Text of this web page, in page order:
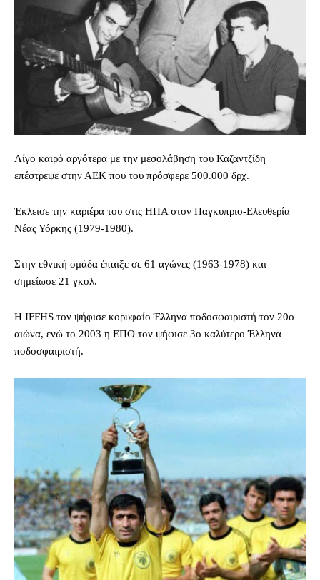
Λίγο καιρό αργότερα με την μεσολάβηση του Καζαντζίδη
επέστρεψε στην ΑΕΚ που του πρόσφερε 500.000 δρχ.
Έκλεισε την καριέρα του στις ΗΠΑ στον Παγκυπριο-Ελευθερία
Νέας Υόρκης (1979-1980).
Στην εθνική ομάδα έπαιξε σε 61 αγώνες (1963-1978) και
σημείωσε 21 γκολ.
Η IFFHS τον ψήφισε κορυφαίο Έλληνα ποδοσφαιριστή τον 20ο
αιώνα, ενώ το 2003 η ΕΠΟ τον ψήφισε 3ο καλύτερο Έλληνα
ποδοσφαιριστή.